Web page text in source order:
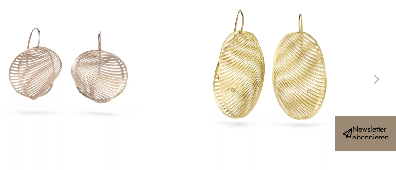
Newsletter
abonnieren